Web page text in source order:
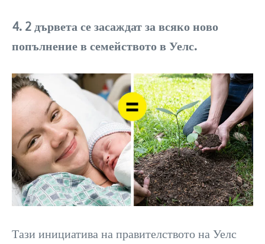
4. 2 дървета се засаждат за всяко ново
попълнение в семейството в Уелс.
Тази инициатива на правителството на Уелс